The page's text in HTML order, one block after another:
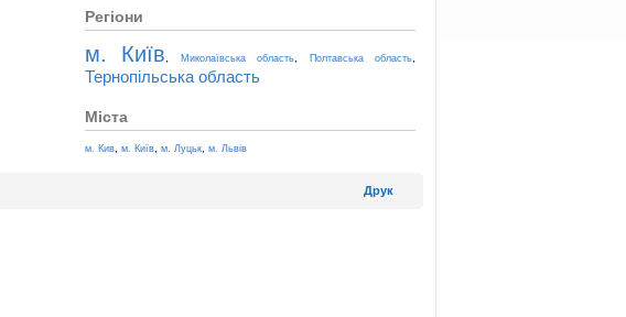
Регіони
м. Київ Миколаївська область Полтавська область
Тернопільська область
Міста
м. Кив м. Київ м. Луцьк м. Львів
Друк